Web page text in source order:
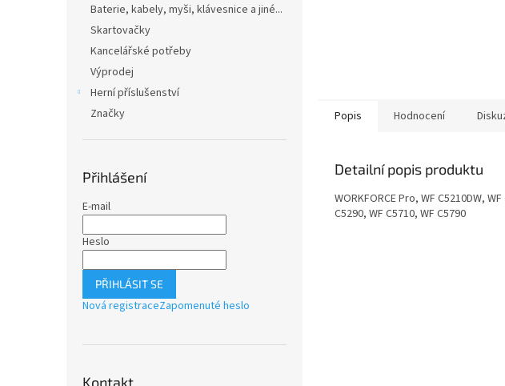
Baterie, kabely, myši, klávesnice a jiné...
Skartovačky
Kancelářské potřeby
Výprodej
Herní příslušenství
Značky
Přihlášení
E-mail
Heslo
PŘIHLÁSIT SE
Nová registraceZapomenuté heslo
Kontakt
Popis Hodnocení
Detailní popis produktu
WORKFORCE Pro, WF C5210DW,
C5290, WF C5710, WF C5790